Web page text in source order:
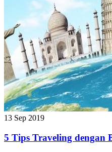
13 Sep 2019
5 Tips Traveling dengan